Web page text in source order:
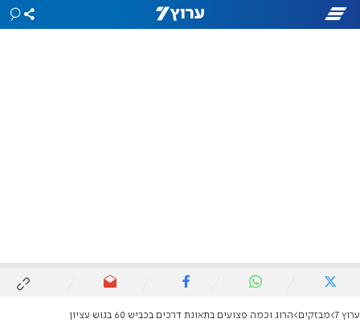
ערוץ 7 מבזקים הרוג וכמה פצועים בתאונת דרכים בכביש 60 בגוש עציון